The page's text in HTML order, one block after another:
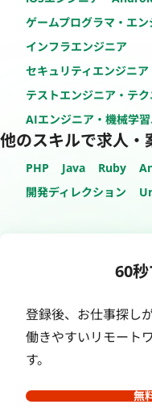
ゲームプログラマ・エ
インフラエンジニア
セキュリティエンジニア
テストエンジニア・テ
AIエンジニア・機械学
他のスキルで求人・
PHP Java Ruby
開発ディレクション
60秒
登録後、お仕事探し
働きやすいリモート
す。
無